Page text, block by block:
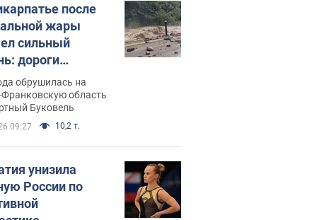
после
жары
сильный
дороги
в реки.
обрушилась на
область
Буковель
09:27 10,2 т.
унизила
России по